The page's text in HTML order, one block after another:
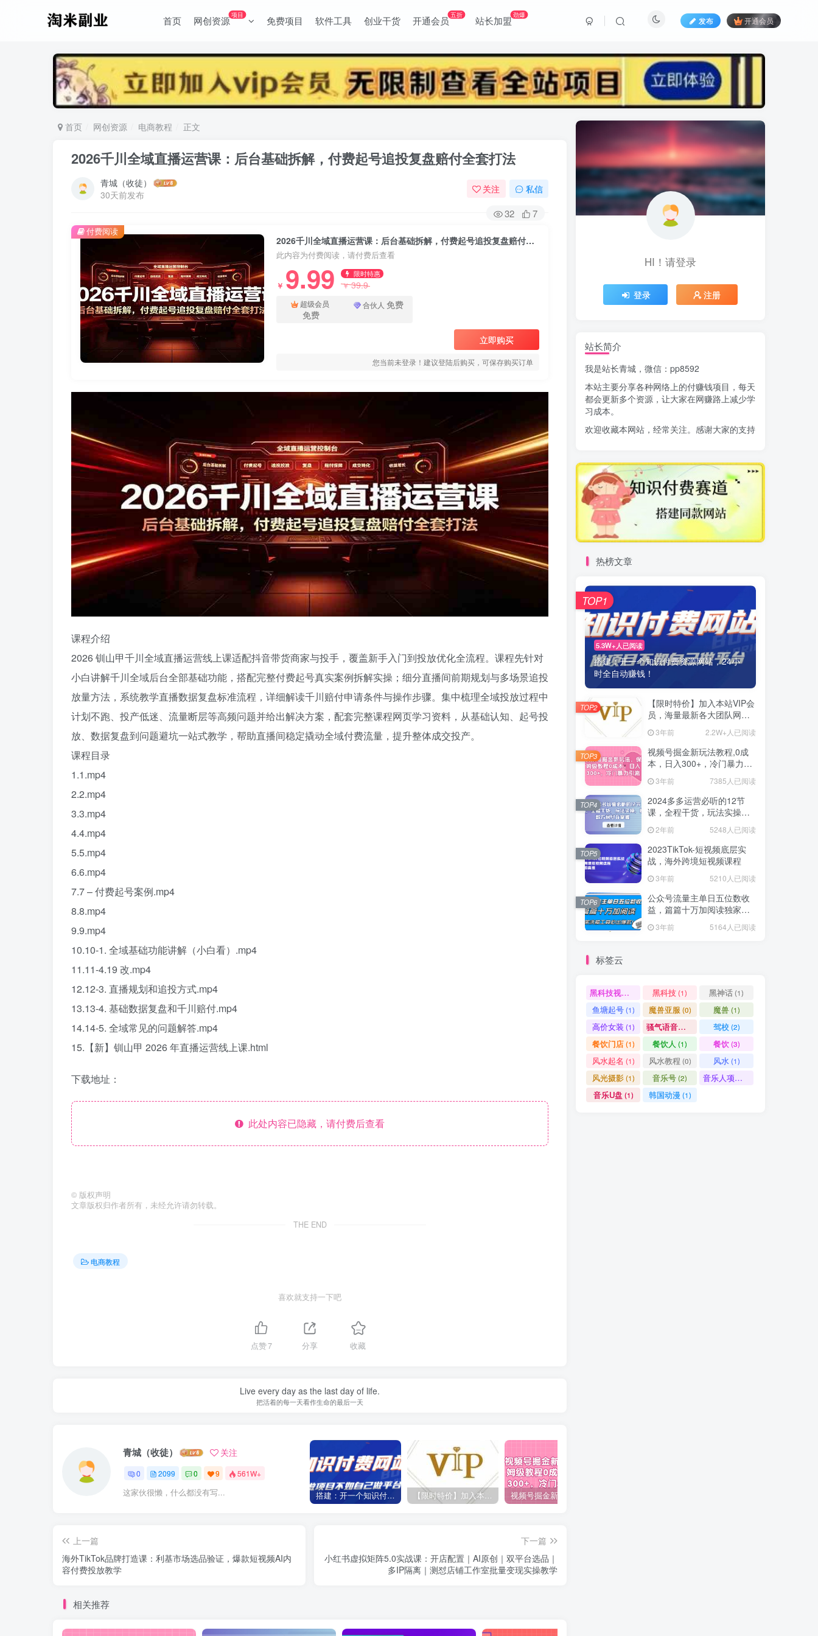
首页 网创资源项目 免费项目 软件工具 创业干货 开通会员五折 站长加盟劲爆
发布 开通会员
首页 网创资源 电商教程 正文
2026千川全域直播运营课：后台基础拆解，付费起号追投复盘赔付全套打法
青城（收徒）
30天前发布
关注 私信
32 7
2026千川全域直播运营课：后台基础拆解，付费起号追投复盘赔付全套打法
此内容为付费阅读，请付费后查看
￥ 9.99 限时特惠
￥39.9
超级会员
免费
合伙人 免费
立即购买
您当前未登录！建议登陆后购买，可保存购买订单
付费阅读
课程介绍
2026 钏山甲千川全域直播运营线上课适配抖音带货商家与投手，覆盖新手入门到投放优化全流程。课程先针对
小白讲解千川全域后台全部基础功能，搭配完整付费起号真实案例拆解实操；细分直播间前期规划与多场景追投
放量方法，系统教学直播数据复盘标准流程，详细解读千川赔付申请条件与操作步骤。集中梳理全域投放过程中
计划不跑、投产低迷、流量断层等高频问题并给出解决方案，配套完整课程网页学习资料，从基础认知、起号投
放、数据复盘到问题避坑一站式教学，帮助直播间稳定撬动全域付费流量，提升整体成交投产。
课程目录
1.1.mp4
2.2.mp4
3.3.mp4
4.4.mp4
5.5.mp4
6.6.mp4
7.7 – 付费起号案例.mp4
8.8.mp4
9.9.mp4
10.10-1. 全域基础功能讲解（小白看）.mp4
11.11-4.19 改.mp4
12.12-3. 直播规划和追投方式.mp4
13.13-4. 基础数据复盘和千川赔付.mp4
14.14-5. 全域常见的问题解答.mp4
15.【新】钏山甲 2026 年直播运营线上课.html
下载地址：
此处内容已隐藏，请付费后查看
© 版权声明
文章版权归作者所有，未经允许请勿转载。
THE END
电商教程
喜欢就支持一下吧
点赞7 分享 收藏
Live every day as the last day of life.
把活着的每一天看作生命的最后一天
青城（收徒） 关注
0 2099 0 9 561W+
这家伙很懒，什么都没有写... 搭建：开一个知识付费资源网站，24小时全自动赚钱！ 【限时特价】加入本站VIP会员，海量最新各大团队网赚内部教程全免费，每天持续更新！
上一篇
海外TikTok品牌打造课：利基市场选品验证，爆款短视频AI内
容付费投放教学
下一篇
小红书虚拟矩阵5.0实战课：开店配置｜AI原创｜双平台选品｜
多IP隔离｜测怼店铺工作室批量变现实操教学
相关推荐
标签云
(1)黑科技 黑神话
鱼塘起号(1) 魔兽亚服(0) 魔兽(1)
骚气语音包
餐饮门店(1) 餐饮人(1) 餐饮(3)
(1) 风水教程(0) 风水(1)
风光摄影(1) 音乐号 音乐人项目(0)
音乐U盘(1) 韩国动漫(1)
HI！请登录
登录 注册
站长简介
我是站长青城，微信：pp8592
本站主要分享各种网络上的付赚钱项目，每天
都会更新多个资源，让大家在网赚路上减少学
习成本。
欢迎收藏本网站，经常关注。感谢大家的支持
热榜文章
5.3W+人已阅读
搭建：开一个知识付费资源网站，24小
时全自动赚钱！
TOP1
【限时特价】加入本站VIP会
员，海量最新各大团队网赚
内部教程全免费，每天持续
更新！
3年前 2.2W+人已阅读
TOP2
视频号掘金新玩法教程,0成
本，日入300+，冷门暴力引
流 3年前 7385人已阅读
TOP3
2024多多运营必听的12节
课，全程干货，玩法实操，
爆款方案尽在掌握
2年前 5248人已阅读
TOP4
2023TikTok-短视频底层实
战，海外跨境短视频课程
3年前 5210人已阅读
TOP5
公众号流量主单日五位数收
益，篇篇十万加阅读独家洗
稿工具必出爆款！
3年前 5164人已阅读
TOP6
标签云
黑科技视频搬运 (1)黑科技(1) 黑神话(1)
鱼塘起号(1) 魔兽亚服 (0) 魔兽(1)
高价女装 (1) 骚气语音包 驾校(2)
餐饮门店(1) 餐饮人 (1) 餐饮(3)
风水起名 (1) 风水教程 (0) 风水 (1)
风光摄影(1) 音乐号(2) 音乐人项目
音乐U盘 (1) 韩国动漫 (1)